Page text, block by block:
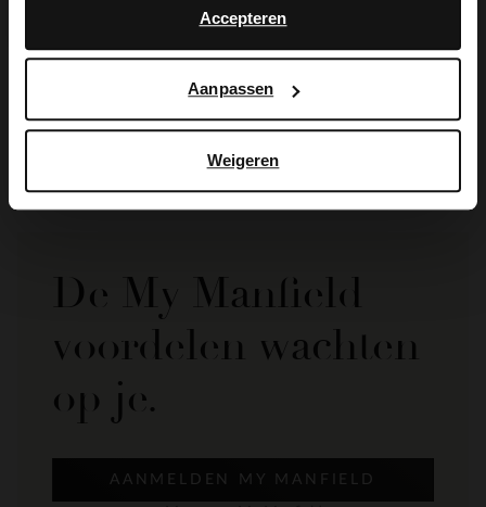
Accepteren
Aanpassen
Weigeren
Donkerblauwe leren pumps Donkerblauwe leren pumps
50.00
De My Manfield
voordelen wachten
op je.
AANMELDEN MY MANFIELD